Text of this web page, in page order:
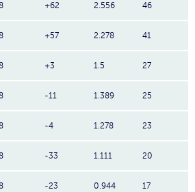
+62 2.556 46
+57 2.278 41
+3 1.5 27
-11 1.389 25
-4 1.278 23
-33 1.111 20
-23 0.944 17